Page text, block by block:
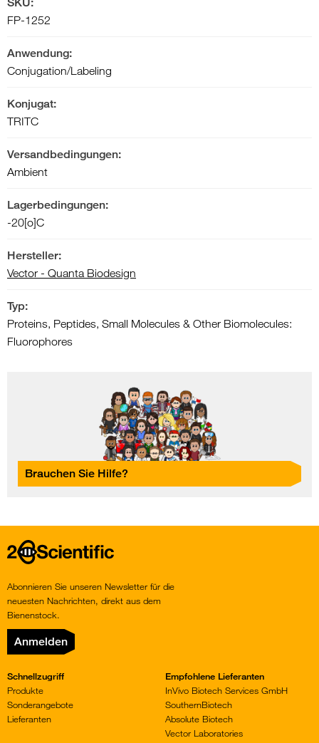
FP-1252
Anwendung:
Conjugation/Labeling
Konjugat:
TRITC
Versandbedingungen:
Ambient
Lagerbedingungen:
-20[o]C
Hersteller:
Vector - Quanta Biodesign
Typ:
Proteins, Peptides, Small Molecules & Other Biomolecules:
Fluorophores
Brauchen Sie Hilfe?
Home
Abonnieren Sie unseren Newsletter für die
neuesten Nachrichten, direkt aus dem
Bienenstock.
Anmelden
Schnellzugriff
Produkte
Sonderangebote
Lieferanten
Empfohlene Lieferanten
InVivo Biotech Services GmbH
SouthernBiotech
Absolute Biotech
Vector Laboratories